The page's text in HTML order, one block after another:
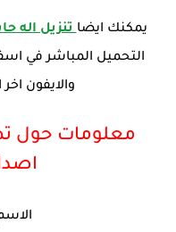
يمكنك ايضاتنزيل اله
التحميل المباشر في
والايفون اخر
معلومات حول